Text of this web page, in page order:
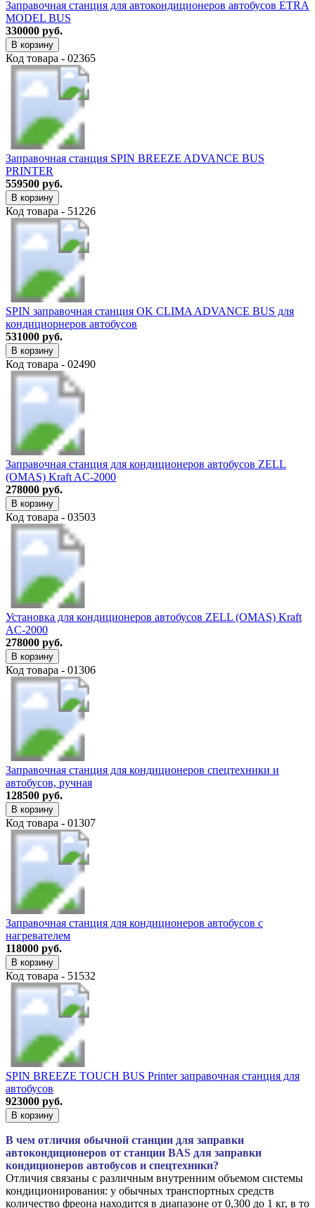
Заправочная станция для автокондиционеров автобусов ETRA
MODEL BUS
330000 руб.
В корзину
Код товара - 02365
Заправочная станция SPIN BREEZE ADVANCE BUS
PRINTER
559500 руб.
В корзину
Код товара - 51226
SPIN заправочная станция OK CLIMA ADVANCE BUS для
кондициорнеров автобусов
531000 руб.
В корзину
Код товара - 02490
Заправочная станция для кондиционеров автобусов ZELL
(OMAS) Kraft AC-2000
278000 руб.
В корзину
Код товара - 03503
Установка для кондиционеров автобусов ZELL (OMAS) Kraft
AC-2000
278000 руб.
В корзину
Код товара - 01306
Заправочная станция для кондиционеров спецтехники и
автобусов, ручная
128500 руб.
В корзину
Код товара - 01307
Заправочная станция для кондиционеров автобусов с
нагревателем
118000 руб.
В корзину
Код товара - 51532
SPIN BREEZE TOUCH BUS Printer заправочная станция для
автобусов
923000 руб.
В корзину
В чем отличия обычной станции для заправки
автокондиционеров от станции BAS для заправки
кондиционеров автобусов и спецтехники?
Отличия связаны с различным внутренним объемом системы
кондиционирования: у обычных транспортных средств
количество фреона находится в диапазоне от 0,300 до 1 кг, в то